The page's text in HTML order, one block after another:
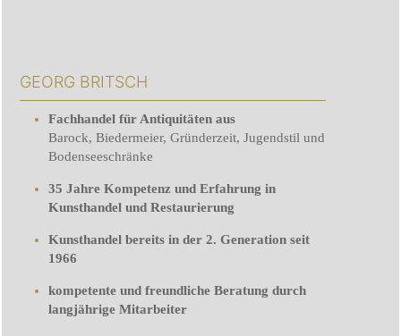
GEORG BRITSCH
Fachhandel für Antiquitäten aus
Barock, Biedermeier, Gründerzeit, Jugendstil und
Bodenseeschränke
35 Jahre Kompetenz und Erfahrung in
Kunsthandel und Restaurierung
Kunsthandel bereits in der 2. Generation seit
1966
kompetente und freundliche Beratung durch
langjährige Mitarbeiter